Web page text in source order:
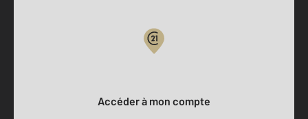
Accéder à mon compte